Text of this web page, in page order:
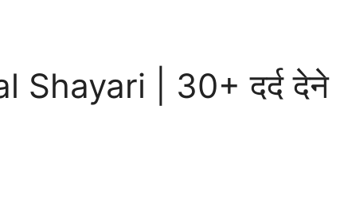
Shayari | 30+ दर्द देने